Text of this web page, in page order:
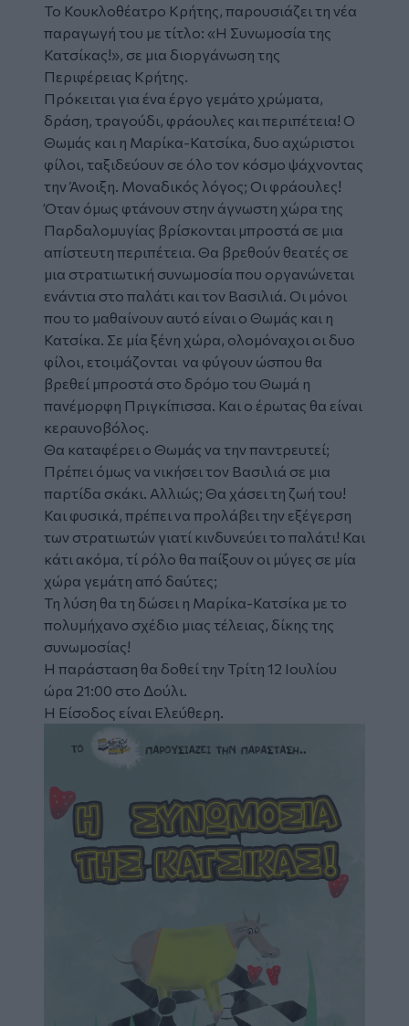
Το Κουκλοθέατρο Κρήτης, παρουσιάζει τη νέα
παραγωγή του με τίτλο: «Η Συνωμοσία της
Κατσίκας!», σε μια διοργάνωση της
Περιφέρειας Κρήτης.
Πρόκειται για ένα έργο γεμάτο χρώματα,
δράση, τραγούδι, φράουλες και περιπέτεια! Ο
Θωμάς και η Μαρίκα-Κατσίκα, δυο αχώριστοι
φίλοι, ταξιδεύουν σε όλο τον κόσμο ψάχνοντας
την Άνοιξη. Μοναδικός λόγος; Οι φράουλες!
Όταν όμως φτάνουν στην άγνωστη χώρα της
Παρδαλομυγίας βρίσκονται μπροστά σε μια
απίστευτη περιπέτεια. Θα βρεθούν θεατές σε
μια στρατιωτική συνωμοσία που οργανώνεται
ενάντια στο παλάτι και τον Βασιλιά. Οι μόνοι
που το μαθαίνουν αυτό είναι ο Θωμάς και η
Κατσίκα. Σε μία ξένη χώρα, ολομόναχοι οι δυο
φίλοι, ετοιμάζονται να φύγουν ώσπου θα
βρεθεί μπροστά στο δρόμο του Θωμά η
πανέμορφη Πριγκίπισσα. Και ο έρωτας θα είναι
κεραυνοβόλος.
Θα καταφέρει ο Θωμάς να την παντρευτεί;
Πρέπει όμως να νικήσει τον Βασιλιά σε μια
παρτίδα σκάκι. Αλλιώς; Θα χάσει τη ζωή του!
Και φυσικά, πρέπει να προλάβει την εξέγερση
των στρατιωτών γιατί κινδυνεύει το παλάτι! Και
κάτι ακόμα, τί ρόλο θα παίξουν οι μύγες σε μία
χώρα γεμάτη από δαύτες;
Τη λύση θα τη δώσει η Μαρίκα-Κατσίκα με το
πολυμήχανο σχέδιο μιας τέλειας, δίκης της
συνωμοσίας!
Η παράσταση θα δοθεί την Τρίτη 12 Ιουλίου
ώρα 21:00 στο Δούλι.
Η Είσοδος είναι Ελεύθερη.